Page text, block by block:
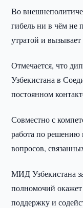
Во
гибель ни в чём не
утратой и
Отмечается, что
Узбекистана в
постоянном
Совместно с
работа по решению
вопросов,
МИД Узбекистана
полномочий
поддержку и